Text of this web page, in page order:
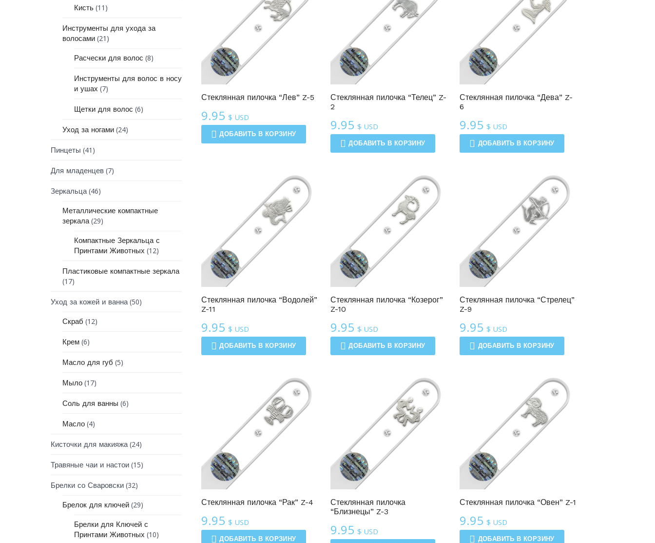
Кисть (11)
Инструменты для ухода за
волосами (21)
Расчески для волос (8)
Инструменты для волос в носу
и ушах (7)
Щетки для волос (6)
Уход за ногами (24)
Пинцеты (41)
Для младенцев (7)
Зеркальца (46)
Металлические компактные
зеркала (29)
Компактные Зеркальца с
Принтами Животных (12)
Пластиковые компактные зеркала
(17)
Уход за кожей и ванна (50)
Скраб (12)
Крем (6)
Масло для губ (5)
Мыло (17)
Соль для ванны (6)
Масло (4)
Кисточки для макияжа (24)
Травяные чаи и настои (15)
Брелки со Сваровски (32)
Брелок для ключей (29)
Брелки для Ключей с
Принтами Животных (10)
Стеклянная пилочка “Лев” Z-5
9.95 $ USD
ДОБАВИТЬ В КОРЗИНУ
Линия Зодиак
Стеклянная пилочка “Телец” Z-
2
9.95$ USD
ДОБАВИТЬ В КОРЗИНУ
Линия Зодиак
Стеклянная пилочка “Дева” Z-
6
9.95$ USD
ДОБАВИТЬ В КОРЗИНУ
Линия Зодиак
Стеклянная пилочка “Водолей”
Z-11
9.95 $ USD
ДОБАВИТЬ В КОРЗИНУ
Линия Зодиак
Стеклянная пилочка “Козерог”
Z-10
9.95$ USD
ДОБАВИТЬ В КОРЗИНУ
Линия Зодиак
Стеклянная пилочка “Стрелец”
Z-9
9.95$ USD
ДОБАВИТЬ В КОРЗИНУ
Стеклянная пилочка “Рак” Z-4
9.95 $ USD
ДОБАВИТЬ В КОРЗИНУ
Линия Зодиак
Стеклянная пилочка
“Близнецы” Z-3
9.95$ USD
Линия Зодиак
Стеклянная пилочка “Овен” Z-1
9.95$ USD
ДОБАВИТЬ В КОРЗИНУ